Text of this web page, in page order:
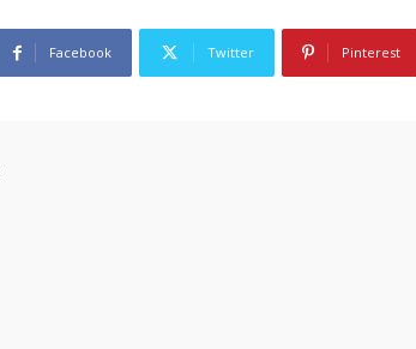
Facebook Twitter Pinterest